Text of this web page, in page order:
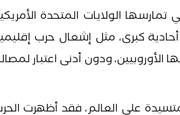
التي تمارسها الولايات المتحدة
أحادية كبرى، مثل إشعال حرب
ودون أدنى اعتبار
على العالم، فقد أظهرت